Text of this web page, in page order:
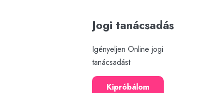
Jogi tanácsadás
Igényeljen Online jogi
tanácsadást
Kipróbálom